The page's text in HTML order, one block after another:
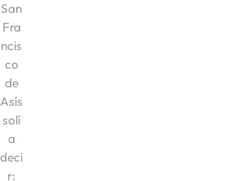
San
Fra
ncis
co
de
Asís
solí
a
deci
r: